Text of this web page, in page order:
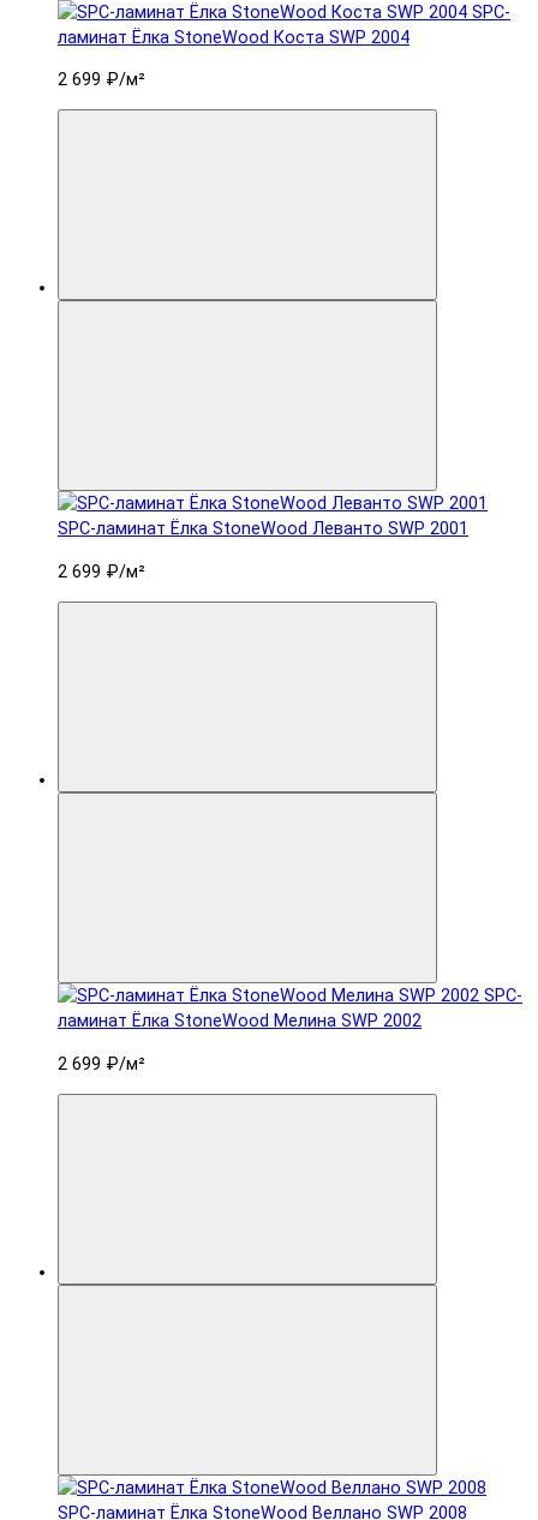
SPC-
ламинат Ëлка StoneWood Коста SWP 2004
2 699 ₽/м²
SPC-ламинат Ëлка StoneWood Леванто SWP 2001
2 699 ₽/м²
SPC-
ламинат Ëлка StoneWood Мелина SWP 2002
2 699 ₽/м²
SPC-ламинат Ëлка StoneWood Веллано SWP 2008